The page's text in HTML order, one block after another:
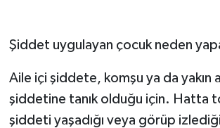
Şiddet uygulayan çocuk neden
Aile içi şiddete, komşu ya da yakın
şiddetine tanık olduğu için. Hatta
şiddeti yaşadığı veya görüp